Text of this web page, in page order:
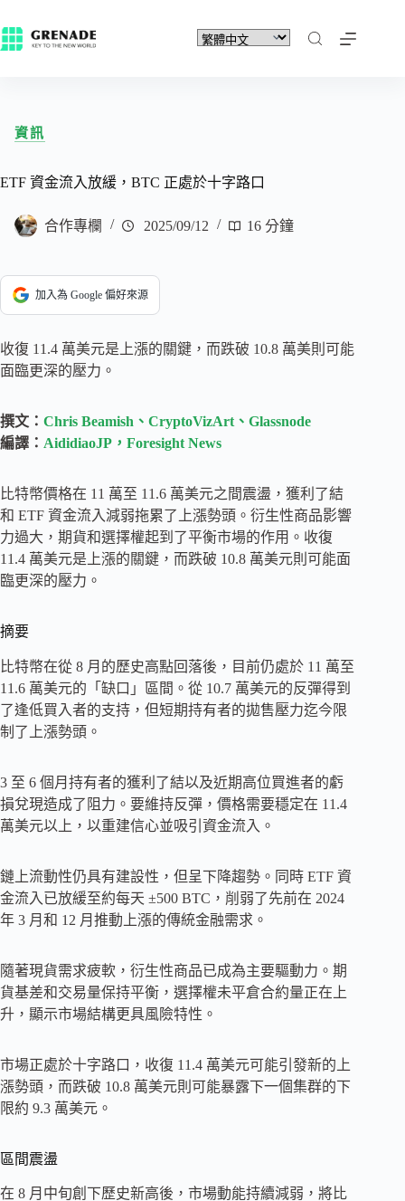
資訊
ETF 資金流入放緩，BTC 正處於十字路口
合作專欄 2025/09/12 16 分鐘
加入為 Google 偏好來源
收復 11.4 萬美元是上漲的關鍵，而跌破 10.8 萬美則可能
面臨更深的壓力。
撰文： Chris Beamish、CryptoVizArt、Glassnode
編譯： AididiaoJP，Foresight News
比特幣價格在 11 萬至 11.6 萬美元之間震盪，獲利了結
和 ETF 資金流入減弱拖累了上漲勢頭。衍生性商品影響
力過大，期貨和選擇權起到了平衡市場的作用。收復
11.4 萬美元是上漲的關鍵，而跌破 10.8 萬美元則可能面
臨更深的壓力。
摘要
比特幣在從 8 月的歷史高點回落後，目前仍處於 11 萬至
11.6 萬美元的「缺口」區間。從 10.7 萬美元的反彈得到
了逢低買入者的支持，但短期持有者的拋售壓力迄今限
制了上漲勢頭。
3 至 6 個月持有者的獲利了結以及近期高位買進者的虧
損兌現造成了阻力。要維持反彈，價格需要穩定在 11.4
萬美元以上，以重建信心並吸引資金流入。
鏈上流動性仍具有建設性，但呈下降趨勢。同時 ETF 資
金流入已放緩至約每天 ±500 BTC，削弱了先前在 2024
年 3 月和 12 月推動上漲的傳統金融需求。
隨著現貨需求疲軟，衍生性商品已成為主要驅動力。期
貨基差和交易量保持平衡，選擇權未平倉合約量正在上
升，顯示市場結構更具風險特性。
市場正處於十字路口，收復 11.4 萬美元可能引發新的上
漲勢頭，而跌破 10.8 萬美元則可能暴露下一個集群的下
限約 9.3 萬美元。
區間震盪
在 8 月中旬創下歷史新高後，市場動能持續減弱，將比